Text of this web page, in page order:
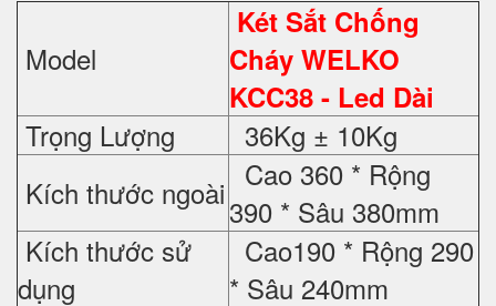
Model
Két Sắt Chống
Cháy WELKO
KCC38 - Led Dài
Trọng Lượng
36Kg ± 10Kg
Kích thước ngoài Cao 360 * Rộng
390 * Sâu 380mm
Kích thước sử
dụng
Cao190 * Rộng 290
* Sâu 240mm